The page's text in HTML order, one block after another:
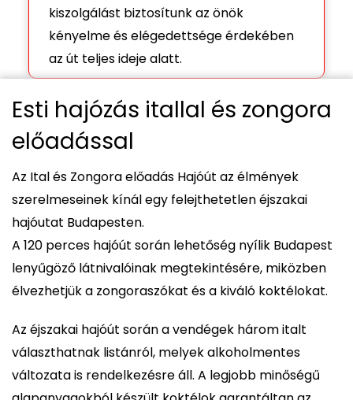
kiszolgálást biztosítunk az önök
kényelme és elégedettsége érdekében
az út teljes ideje alatt.
Esti hajózás itallal és zongora
előadással
Az Ital és Zongora előadás Hajóút az élmények
szerelmeseinek kínál egy felejthetetlen éjszakai
hajóutat Budapesten.
A 120 perces hajóút során lehetőség nyílik Budapest
lenyűgöző látnivalóinak megtekintésére, miközben
élvezhetjük a zongoraszókat és a kiváló koktélokat.
Az éjszakai hajóút során a vendégek három italt
választhatnak listánról, melyek alkoholmentes
változata is rendelkezésre áll. A legjobb minőségű